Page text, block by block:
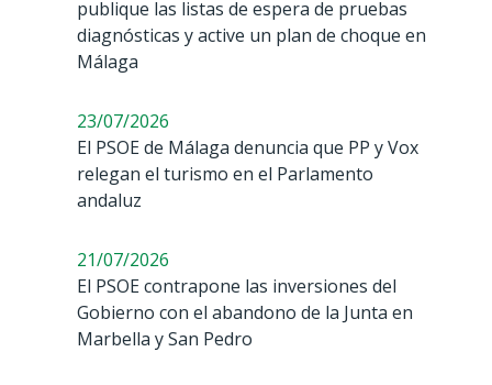
publique las listas de espera de pruebas
diagnósticas y active un plan de choque en
Málaga
23/07/2026
El PSOE de Málaga denuncia que PP y Vox
relegan el turismo en el Parlamento
andaluz
21/07/2026
El PSOE contrapone las inversiones del
Gobierno con el abandono de la Junta en
Marbella y San Pedro